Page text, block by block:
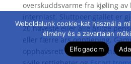
overskuddsvarme fra kjøling
internlast. Sluttpoengtallet er
20 høyeste eller alle årlige
eller færre års opptjening.
opphavsrett kan ikke
Weboldalunk cookie-kat használ a
élmény és a zavartalan
Elfogadom